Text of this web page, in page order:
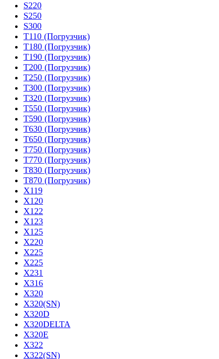
S220
S250
S300
T110 (Погрузчик)
T180 (Погрузчик)
T190 (Погрузчик)
T200 (Погрузчик)
T250 (Погрузчик)
T300 (Погрузчик)
T320 (Погрузчик)
T550 (Погрузчик)
T590 (Погрузчик)
T630 (Погрузчик)
T650 (Погрузчик)
T750 (Погрузчик)
T770 (Погрузчик)
T830 (Погрузчик)
T870 (Погрузчик)
X119
X120
X122
X123
X125
X220
X225
X225
X231
X316
X320
X320(SN)
X320D
X320DELTA
X320E
X322
X322(SN)